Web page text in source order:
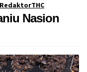
RedaktorTHC
Nasion